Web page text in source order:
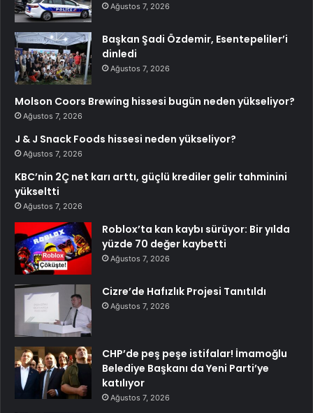
Ağustos 7, 2026
Başkan Şadi Özdemir, Esentepeliler’i
dinledi
Ağustos 7, 2026
Molson Coors Brewing hissesi bugün neden yükseliyor?
Ağustos 7, 2026
J & J Snack Foods hissesi neden yükseliyor?
Ağustos 7, 2026
KBC’nin 2Ç net karı arttı, güçlü krediler gelir tahminini
yükseltti
Ağustos 7, 2026
Roblox’ta kan kaybı sürüyor: Bir yılda
yüzde 70 değer kaybetti
Ağustos 7, 2026
Cizre’de Hafızlık Projesi Tanıtıldı
Ağustos 7, 2026
CHP’de peş peşe istifalar! İmamoğlu
Belediye Başkanı da Yeni Parti’ye
katılıyor
Ağustos 7, 2026